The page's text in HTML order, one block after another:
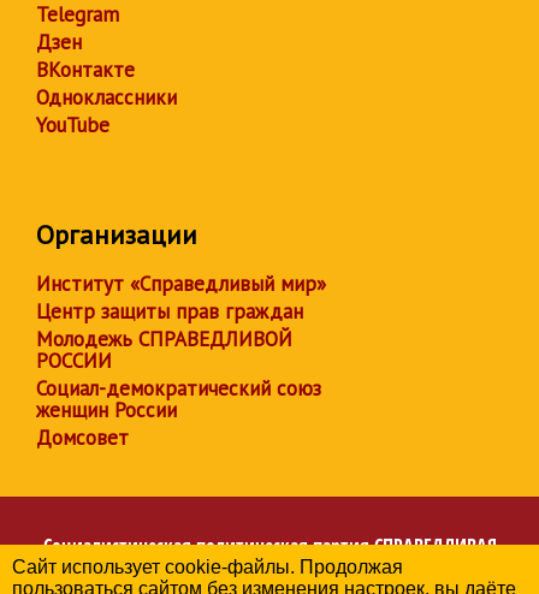
Telegram
Дзен
ВКонтакте
Одноклассники
YouTube
Организации
Институт «Справедливый мир»
Центр защиты прав граждан
Молодежь СПРАВЕДЛИВОЙ
РОССИИ
Социал-демократический союз
женщин России
Домсовет
Социалистическая политическая партияСПРАВЕДЛИВАЯ
РОССИЯ
Сайт использует cookie-файлы. Продолжая
пользоваться сайтом без изменения настроек, вы даёте